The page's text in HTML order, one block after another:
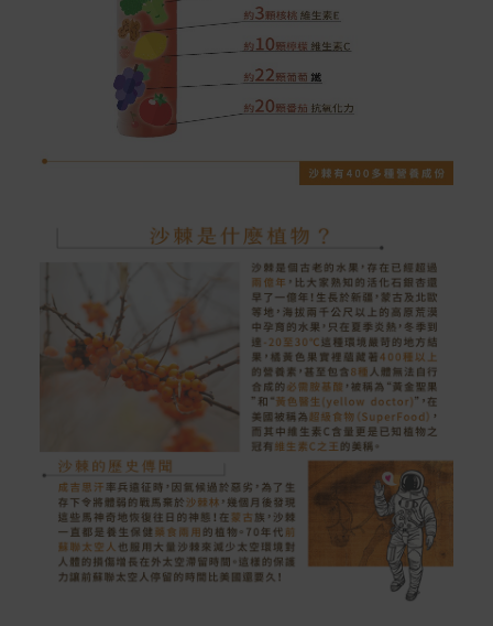
本網站提供以下付款方式：
信用卡一次付清：支援Visa、Master Card及JCB卡
信用卡分期付款：限指定商品使用，滿1千享3期0利
率/滿1萬享3期0利率/滿3萬享12期0利率
銀行帳戶轉帳：使用一次性虛擬帳戶
Apple Pay：須使用行動裝置
Samsung Wallet (原Samsung Pay)：須使用行動裝